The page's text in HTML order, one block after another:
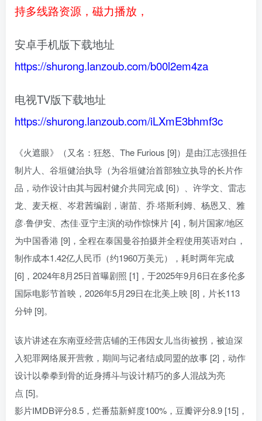
持多线路资源，磁力播放，
安卓手机版下载地址
https://shurong.lanzoub.com/b00l2em4za
电视TV版下载地址
https://shurong.lanzoub.com/iLXmE3bhmf3c
《火遮眼》（又名：狂怒、The Furious [9]）是由江志强担任
制片人、谷垣健治执导（为谷垣健治首部独立执导的长片作
品，动作设计由其与园村健介共同完成 [6]）、许学文、雷志
龙、麦天枢、岑君茜编剧，谢苗、乔·塔斯利姆、杨恩又、雅
彦·鲁伊安、杰佳·亚宁主演的动作惊悚片 [4]，制片国家/地区
为中国香港 [9]，全程在泰国曼谷拍摄并全程使用英语对白，
制作成本1.42亿人民币（约1960万美元），耗时两年完成
[6]，2024年8月25日首曝剧照 [1]，于2025年9月6日在多伦多
国际电影节首映，2026年5月29日在北美上映 [8]，片长113
分钟 [9]。
该片讲述在东南亚经营店铺的王伟因女儿当街被拐，被迫深
入犯罪网络展开营救，期间与记者结成同盟的故事 [2]，动作
设计以拳拳到骨的近身搏斗与设计精巧的多人混战为亮
点 [5]。
影片IMDB评分8.5，烂番茄新鲜度100%，豆瓣评分8.9 [15]，